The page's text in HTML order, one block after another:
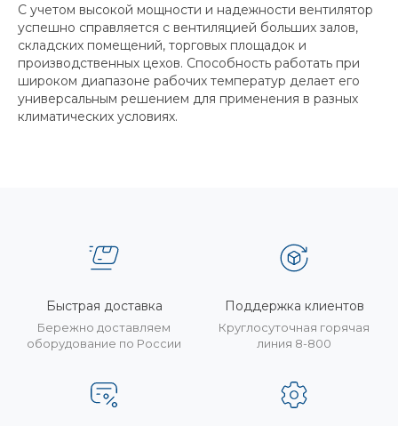
С учетом высокой мощности и надежности вентилятор
успешно справляется с вентиляцией больших залов,
складских помещений, торговых площадок и
производственных цехов. Способность работать при
широком диапазоне рабочих температур делает его
универсальным решением для применения в разных
климатических условиях.
Быстрая доставка
Бережно доставляем
оборудование по России
Поддержка клиентов
Круглосуточная горячая
линия 8-800